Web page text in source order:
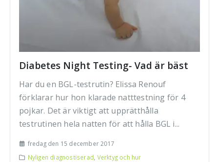
Diabetes Night Testing- Vad är bäst
Har du en BGL-testrutin? Elissa Renouf
förklarar hur hon klarade natttestning för 4
pojkar. Det är viktigt att upprätthålla
testrutinen hela natten för att hålla BGL i...
fredag den 15 december 2017
Nyligen diagnostiserad Verktyg och hur